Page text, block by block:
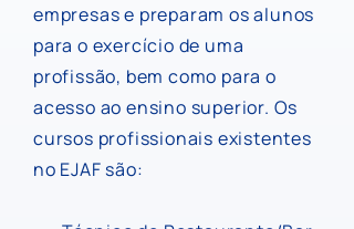
empresas e preparam os alunos
para o exercício de uma
profissão, bem como para o
acesso ao ensino superior. Os
cursos profissionais existentes
no EJAF são: